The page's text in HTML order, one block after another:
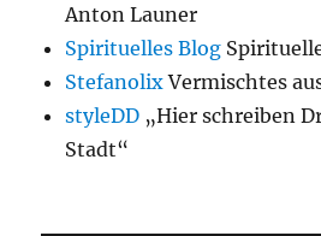
Anton Launer
Spirituelles Blog
StefanolixVermischtes
styleDD „Hier schreiben
Stadt“